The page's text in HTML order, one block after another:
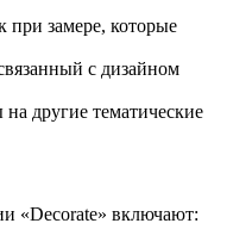
при замере, которые
с дизайном
другие тематические
«Decorate» включают: